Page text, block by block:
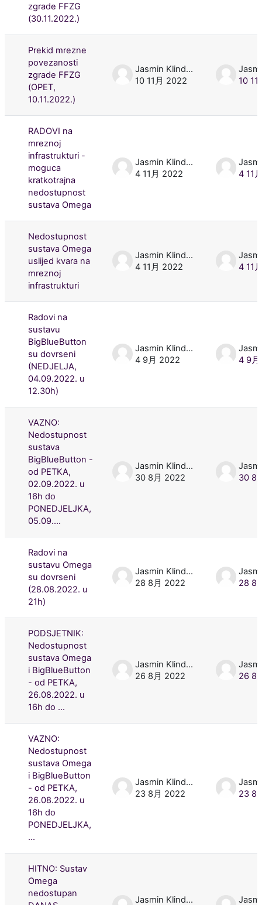
zgrade FFZG
(30.11.2022.)
Prekid mrezne
povezanosti
zgrade FFZG
(OPET,
10.11.2022.)
Jasmin Klindžić
10 11月 2022
10
RADOVI na
mreznoj
infrastrukturi -
moguca
kratkotrajna
nedostupnost
sustava Omega
Jasmin Klindžić
4 11月 2022
4 11
Nedostupnost
sustava Omega
uslijed kvara na
mreznoj
infrastrukturi
Jasmin Klindžić
4 11月 2022
4 11
Radovi na
sustavu
BigBlueButton
su dovrseni
(NEDJELJA,
04.09.2022. u
12.30h)
Jasmin Klindžić
4 9月 2022
4 9
VAZNO:
Nedostupnost
sustava
BigBlueButton -
od PETKA,
02.09.2022. u
16h do
PONEDJELJKA,
05.09....
Jasmin Klindžić
30 8月 2022
30 8
Radovi na
sustavu Omega
su dovrseni
(28.08.2022. u
21h)
Jasmin Klindžić
28 8月 2022
28 8
PODSJETNIK:
Nedostupnost
sustava Omega
i BigBlueButton
- od PETKA,
26.08.2022. u
16h do ...
Jasmin Klindžić
26 8月 2022
26 8
VAZNO:
Nedostupnost
sustava Omega
i BigBlueButton
- od PETKA,
26.08.2022. u
16h do
PONEDJELJKA,
...
Jasmin Klindžić
23 8月 2022
23 8
HITNO: Sustav
Omega
nedostupan
Jasmin Klindžić